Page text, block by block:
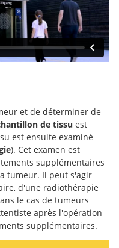
et de déterminer de
de tissu est
est ensuite examiné
). Cet examen est
supplémentaires
tumeur. Il peut s'agir
d'une radiothérapie
le cas de tumeurs
après l'opération
supplémentaires.
Recherche